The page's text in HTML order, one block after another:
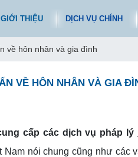
GIỚI THIỆU DỊCH VỤ CHÍNH
về hôn nhân và gia đình
VỀ HÔN NHÂN VÀ GIA
cấp các dịch vụ pháp lý
Nam nói chung cũng như các